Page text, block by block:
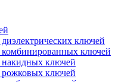
ключей
ключей
ключей
ключей